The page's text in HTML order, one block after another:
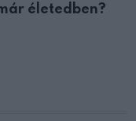
életedben?